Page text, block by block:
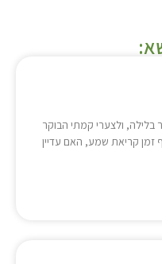
בלילה, ולצערי קמתי הבוקר
זמן קריאת שמע, האם עדיין